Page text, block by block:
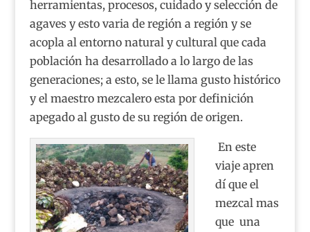
herramientas, procesos, cuidado y selección de
agaves y esto varia de región a región y se
acopla al entorno natural y cultural que cada
población ha desarrollado a lo largo de las
generaciones; a esto, se le llama gusto histórico
y el maestro mezcalero esta por definición
apegado al gusto de su región de origen.
En este
viaje apren
dí que el
mezcal mas
que una